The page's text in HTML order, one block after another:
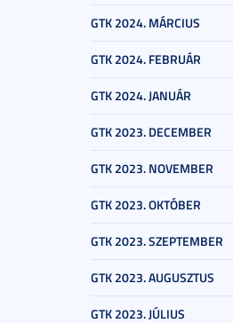
GTK 2024. MÁRCIUS
GTK 2024. FEBRUÁR
GTK 2024. JANUÁR
GTK 2023. DECEMBER
GTK 2023. NOVEMBER
GTK 2023. OKTÓBER
GTK 2023. SZEPTEMBER
GTK 2023. AUGUSZTUS
GTK 2023. JÚLIUS